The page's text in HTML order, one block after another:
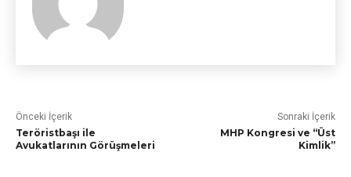
Önceki İçerik
Teröristbaşı ile
Avukatlarının Görüşmeleri
Sonraki İçerik
MHP Kongresi ve “Üst
Kimlik”